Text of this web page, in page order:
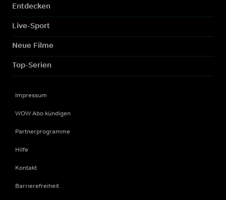
Entdecken
Live-Sport
Neue Filme
Top-Serien
Impressum
WOW Abo kündigen
Partnerprogramme
Hilfe
Kontakt
Barrierefreiheit